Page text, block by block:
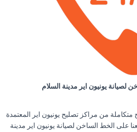
لصيانة يونيون اير مدينة السلام
من مراكز تصليح يونيون اير المعتمدة
على الخط الساخن لصيانة يونيون اير مدينة